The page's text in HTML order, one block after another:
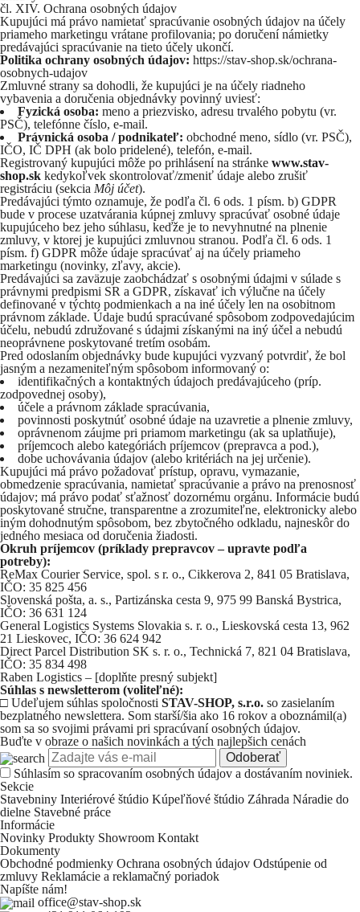
čl. XIV. Ochrana osobných údajov
Kupujúci má právo namietať spracúvanie osobných údajov na účely
priameho marketingu vrátane profilovania; po doručení námietky
predávajúci spracúvanie na tieto účely ukončí.
Politika ochrany osobných údajov: https://stav-shop.sk/ochrana-
osobnych-udajov
Zmluvné strany sa dohodli, že kupujúci je na účely riadneho
vybavenia a doručenia objednávky povinný uviesť:
Fyzická osoba: meno a priezvisko, adresu trvalého pobytu (vr.
PSČ), telefónne číslo, e‑mail.
Právnická osoba / podnikateľ: obchodné meno, sídlo (vr. PSČ),
IČO, IČ DPH (ak bolo pridelené), telefón, e‑mail.
Registrovaný kupujúci môže po prihlásení na stránke www.stav-
shop.sk kedykoľvek skontrolovať/zmeniť údaje alebo zrušiť
registráciu (sekcia Môj účet).
Predávajúci týmto oznamuje, že podľa čl. 6 ods. 1 písm. b) GDPR
bude v procese uzatvárania kúpnej zmluvy spracúvať osobné údaje
kupujúceho bez jeho súhlasu, keďže je to nevyhnutné na plnenie
zmluvy, v ktorej je kupujúci zmluvnou stranou. Podľa čl. 6 ods. 1
písm. f) GDPR môže údaje spracúvať aj na účely priameho
marketingu (novinky, zľavy, akcie).
Predávajúci sa zaväzuje zaobchádzať s osobnými údajmi v súlade s
právnymi predpismi SR a GDPR, získavať ich výlučne na účely
definované v týchto podmienkach a na iné účely len na osobitnom
právnom základe. Údaje budú spracúvané spôsobom zodpovedajúcim
účelu, nebudú združované s údajmi získanými na iný účel a nebudú
neoprávnene poskytované tretím osobám.
Pred odoslaním objednávky bude kupujúci vyzvaný potvrdiť, že bol
jasným a nezameniteľným spôsobom informovaný o:
identifikačných a kontaktných údajoch predávajúceho (príp.
zodpovednej osoby),
účele a právnom základe spracúvania,
povinnosti poskytnúť osobné údaje na uzavretie a plnenie zmluvy,
oprávnenom záujme pri priamom marketingu (ak sa uplatňuje),
príjemcoch alebo kategóriách príjemcov (prepravca a pod.),
dobe uchovávania údajov (alebo kritériách na jej určenie).
Kupujúci má právo požadovať prístup, opravu, vymazanie,
obmedzenie spracúvania, namietať spracúvanie a právo na prenosnosť
údajov; má právo podať sťažnosť dozornému orgánu. Informácie budú
poskytované stručne, transparentne a zrozumiteľne, elektronicky alebo
iným dohodnutým spôsobom, bez zbytočného odkladu, najneskôr do
jedného mesiaca od doručenia žiadosti.
Okruh príjemcov (príklady prepravcov – upravte podľa
potreby):
ReMax Courier Service, spol. s r. o., Cikkerova 2, 841 05 Bratislava,
IČO: 35 825 456
Slovenská pošta, a. s., Partizánska cesta 9, 975 99 Banská Bystrica,
IČO: 36 631 124
General Logistics Systems Slovakia s. r. o., Lieskovská cesta 13, 962
21 Lieskovec, IČO: 36 624 942
Direct Parcel Distribution SK s. r. o., Technická 7, 821 04 Bratislava,
IČO: 35 834 498
Raben Logistics – [doplňte presný subjekt]
Súhlas s newsletterom (voliteľné):
□ Udeľujem súhlas spoločnosti STAV-SHOP, s.r.o. so zasielaním
bezplatného newslettera. Som starší/šia ako 16 rokov a oboznámil(a)
som sa so svojimi právami pri spracúvaní osobných údajov.
Buďte v obraze o našich novinkách a tých najlepšich cenách
Odoberať
Súhlasím so spracovaním osobných údajov a dostávaním noviniek.
Sekcie
Stavebniny Interiérové štúdio Kúpeľňové štúdio Záhrada Náradie do
dielne Stavebné práce
Informácie
Novinky Produkty Showroom Kontakt
Dokumenty
Obchodné podmienky Ochrana osobných údajov Odstúpenie od
zmluvy Reklamácie a reklamačný poriadok
Napíšte nám!
office@stav-shop.sk